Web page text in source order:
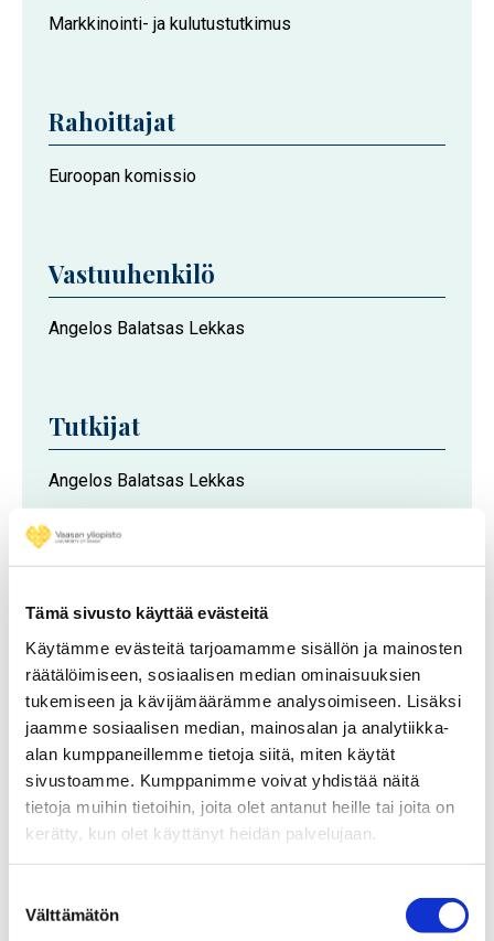
Tämä sivusto käyttää evästeitä
Käytämme evästeitä tarjoamamme sisällön ja mainosten
räätälöimiseen, sosiaalisen median ominaisuuksien
tukemiseen ja kävijämäärämme analysoimiseen. Lisäksi
jaamme sosiaalisen median, mainosalan ja analytiikka-
alan kumppaneillemme tietoja siitä, miten käytät
sivustoamme. Kumppanimme voivat yhdistää näitä
tietoja muihin tietoihin, joita olet antanut heille tai joita on
kerätty, kun olet käyttänyt heidän palvelujaan.
valinta
Välttämätön
osallistuvat
Markkinointi- ja kulutustutkimus
Rahoittajat
Euroopan komissio
Vastuuhenkilö
Angelos Balatsas Lekkas
Tutkijat
Angelos Balatsas Lekkas
Kyösti Pennanen
Hanketta koordinoiva
organisaatio
Clic Innovation